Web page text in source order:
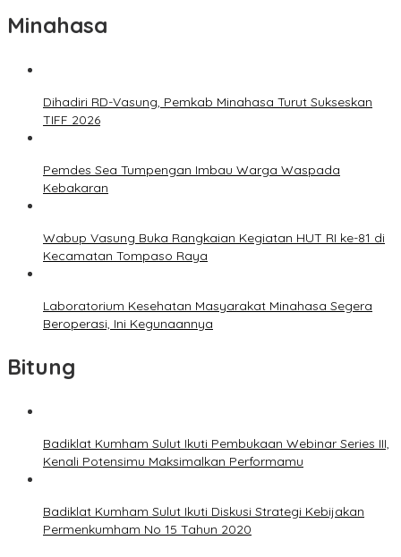
Minahasa
Dihadiri RD-Vasung, Pemkab Minahasa Turut Sukseskan
TIFF 2026
Pemdes Sea Tumpengan Imbau Warga Waspada
Kebakaran
Wabup Vasung Buka Rangkaian Kegiatan HUT RI ke-81 di
Kecamatan Tompaso Raya
Laboratorium Kesehatan Masyarakat Minahasa Segera
Beroperasi, Ini Kegunaannya
Bitung
Badiklat Kumham Sulut Ikuti Pembukaan Webinar Series III,
Kenali Potensimu Maksimalkan Performamu
Badiklat Kumham Sulut Ikuti Diskusi Strategi Kebijakan
Permenkumham No 15 Tahun 2020